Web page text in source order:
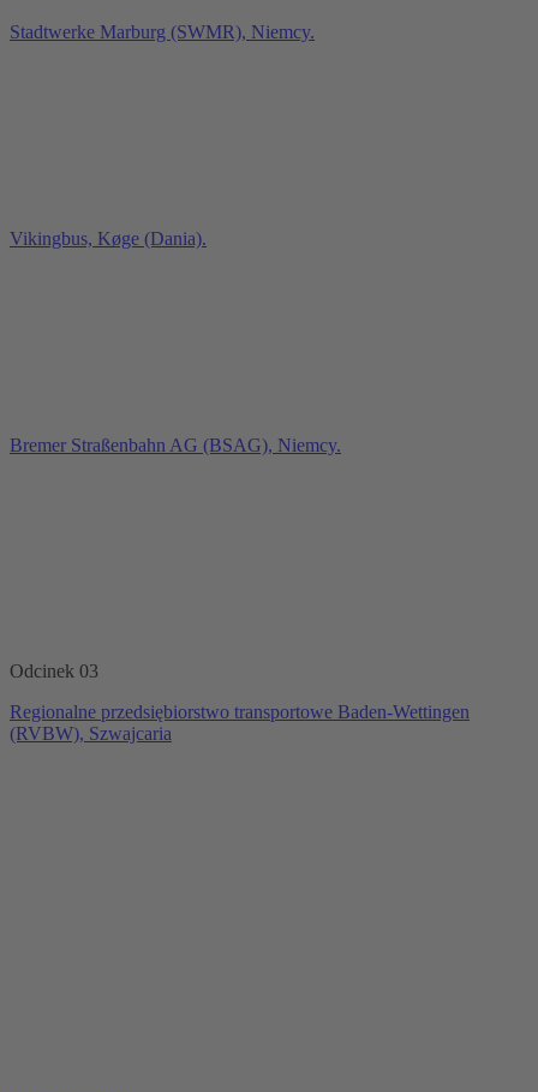
Stadtwerke Marburg (SWMR), Niemcy.
Vikingbus, Køge (Dania).
Bremer Straßenbahn AG (BSAG), Niemcy.
Odcinek 03
Regionalne przedsiębiorstwo transportowe Baden-Wettingen
(RVBW), Szwajcaria